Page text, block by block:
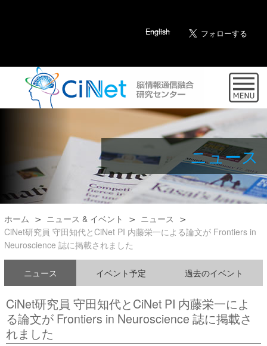
English
ニュース
ホーム ニュース & イベント
ニュース
CiNet研究員 守田知代とCiNet PI 内藤栄一による論文が Frontiers in
Neuroscience 誌に掲載されました
ニュース イベント予定 過去のイベント
CiNet研究員 守田知代とCiNet PI 内藤栄一によ
る論文が Frontiers in Neuroscience 誌に掲載さ
れました